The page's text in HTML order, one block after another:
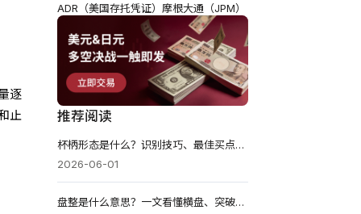
逐
止
ADR（美国存托凭证） 摩根大通（JPM）
推荐阅读
杯柄形态是什么？识别技巧、最佳买点与目标价计算（2026）
2026-06-01
盘整是什么意思？一文看懂横盘、突破信号与交易策略2026版